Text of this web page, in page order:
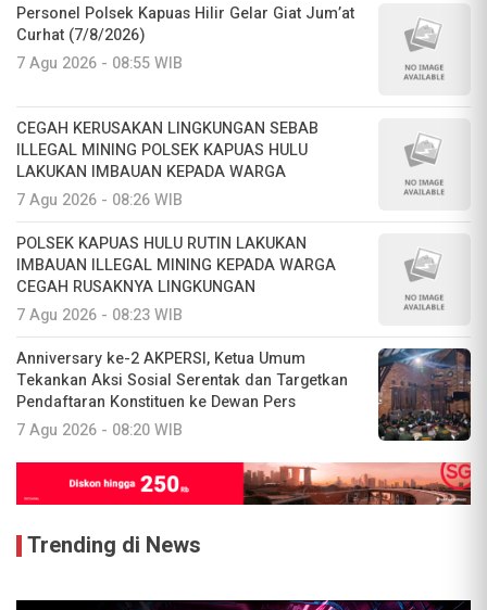
Personel Polsek Kapuas Hilir Gelar Giat Jum’at
Curhat (7/8/2026)
7 Agu 2026 - 08:55 WIB
CEGAH KERUSAKAN LINGKUNGAN SEBAB
ILLEGAL MINING POLSEK KAPUAS HULU
LAKUKAN IMBAUAN KEPADA WARGA
7 Agu 2026 - 08:26 WIB
POLSEK KAPUAS HULU RUTIN LAKUKAN
IMBAUAN ILLEGAL MINING KEPADA WARGA
CEGAH RUSAKNYA LINGKUNGAN
7 Agu 2026 - 08:23 WIB
Anniversary ke-2 AKPERSI, Ketua Umum
Tekankan Aksi Sosial Serentak dan Targetkan
Pendaftaran Konstituen ke Dewan Pers
7 Agu 2026 - 08:20 WIB
Trending di News